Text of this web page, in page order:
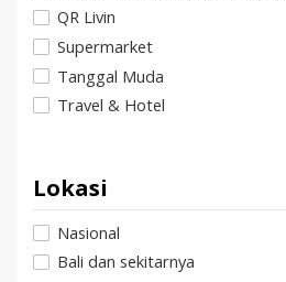
QR Livin
Supermarket
Tanggal Muda
Travel & Hotel
Lokasi
Nasional
Bali dan sekitarnya